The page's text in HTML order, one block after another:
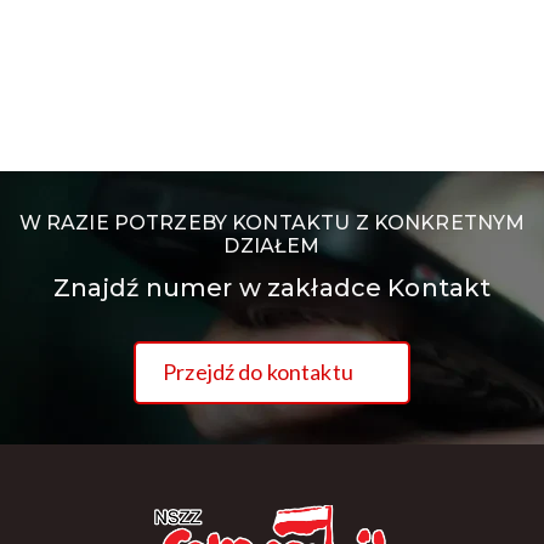
W RAZIE POTRZEBY KONTAKTU Z KONKRETNYM
DZIAŁEM
Znajdź numer w zakładce Kontakt
Przejdź do kontaktu